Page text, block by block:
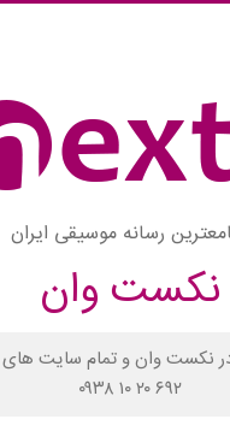
رسانه موسیقی ایران
نکست وان
وان و تمام سایت های
۰۹۳۸ ۱۰ ۲۰ ۶۹۲